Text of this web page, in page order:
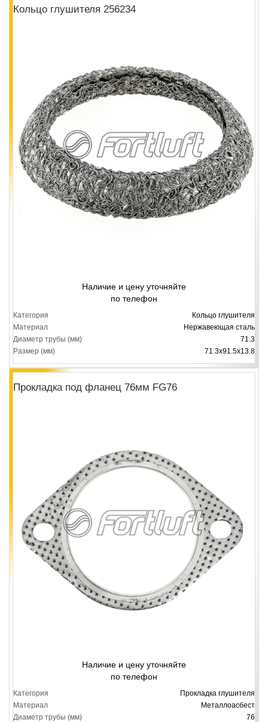
Кольцо глушителя 256234
Наличие и цену уточняйте
по телефон
Категория
Кольцо глушителя
Материал
Нержавеющая сталь
Диаметр трубы (мм)
71.3
Размер (мм)
71.3х91.5х13.8
Прокладка под фланец 76мм FG76
Наличие и цену уточняйте
по телефон
Категория
Прокладка глушителя
Материал
Металлоасбест
Диаметр трубы (мм)
76